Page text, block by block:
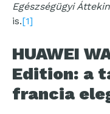
Egészségügyi
is.[1]
HUAWEI
Edition: a
francia